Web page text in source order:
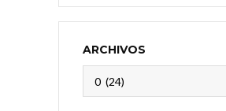
ARCHIVOS